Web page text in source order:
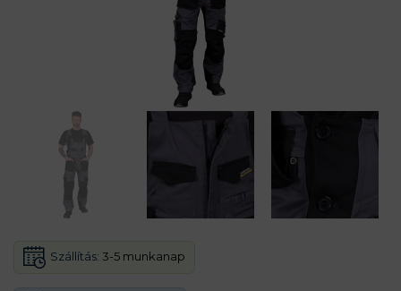
Szállítás: 3-5 munkanap